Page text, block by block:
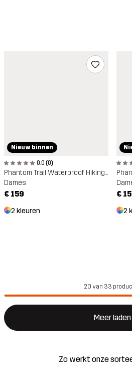
Nieuw binnen
0.0 (0)
Phantom Trail Waterproof Hiking Shoe
Dames
€ 159
2 kleuren
€
2
20 van 33
Meer laden
Zo werkt onze